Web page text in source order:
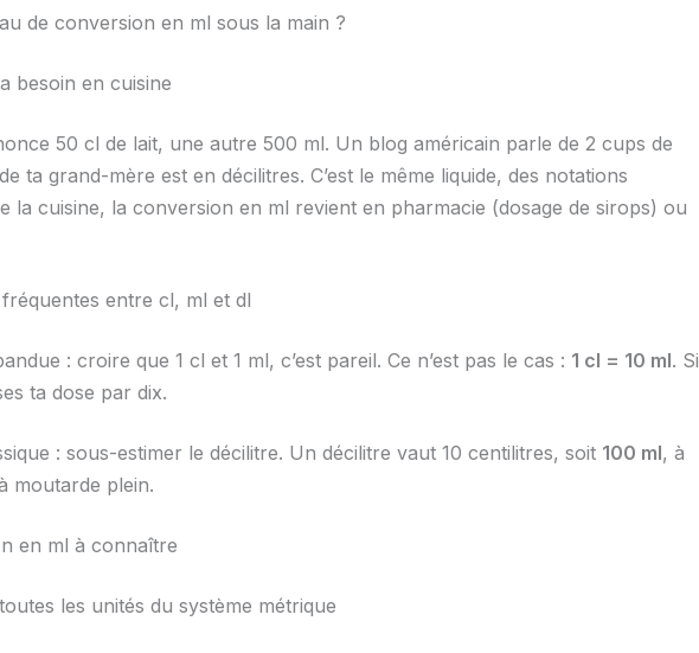
de conversion en ml sous la main ?
besoin en cuisine
50 cl de lait, une autre 500 ml. Un blog américain parle de 2 cups de
ta grand-mère est en décilitres. C’est le même liquide, des notations
la cuisine, la conversion en ml revient en pharmacie (dosage de sirops) ou
entre cl, ml et dl
: croire que 1 cl et 1 ml, c’est pareil. Ce n’est pas le cas : 1 cl = 10 ml. Si
ta dose par dix.
: sous-estimer le décilitre. Un décilitre vaut 10 centilitres, soit 100 ml, à
moutarde plein.
en ml à connaître
les unités du système métrique